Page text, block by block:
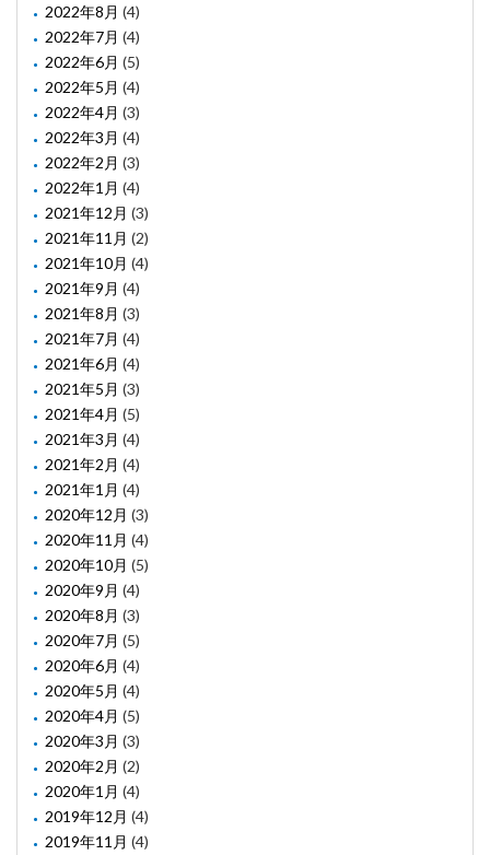
2022年8月 (4)
2022年7月 (4)
2022年6月 (5)
2022年5月 (4)
2022年4月 (3)
2022年3月 (4)
2022年2月 (3)
2022年1月 (4)
2021年12月 (3)
2021年11月 (2)
2021年10月 (4)
2021年9月 (4)
2021年8月 (3)
2021年7月 (4)
2021年6月 (4)
2021年5月 (3)
2021年4月 (5)
2021年3月 (4)
2021年2月 (4)
2021年1月 (4)
2020年12月 (3)
2020年11月 (4)
2020年10月 (5)
2020年9月 (4)
2020年8月 (3)
2020年7月 (5)
2020年6月 (4)
2020年5月 (4)
2020年4月 (5)
2020年3月 (3)
2020年2月 (2)
2020年1月 (4)
2019年12月 (4)
2019年11月 (4)